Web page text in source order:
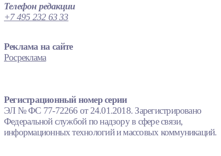
Телефон редакции
+7 495 232 63 33
Реклама на сайте
Росреклама
Регистрационный номер серии
ЭЛ № ФС 77-72266 от 24.01.2018. Зарегистрировано
Федеральной службой по надзору в сфере связи,
информационных технологий и массовых коммуникаций.